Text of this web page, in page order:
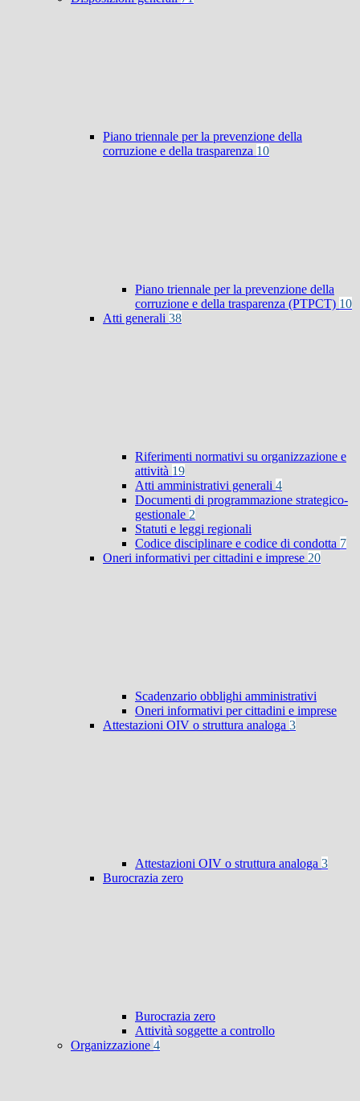
Piano triennale per la prevenzione della
corruzione e della trasparenza 10
Piano triennale per la prevenzione della
corruzione e della trasparenza (PTPCT) 10
Atti generali 38
Riferimenti normativi su organizzazione e
attività 19
Atti amministrativi generali 4
Documenti di programmazione strategico-
gestionale 2
Statuti e leggi regionali
Codice disciplinare e codice di condotta 7
Oneri informativi per cittadini e imprese 20
Scadenzario obblighi amministrativi
Oneri informativi per cittadini e imprese
Attestazioni OIV o struttura analoga 3
Attestazioni OIV o struttura analoga 3
Burocrazia zero
Burocrazia zero
Attività soggette a controllo
Organizzazione 4